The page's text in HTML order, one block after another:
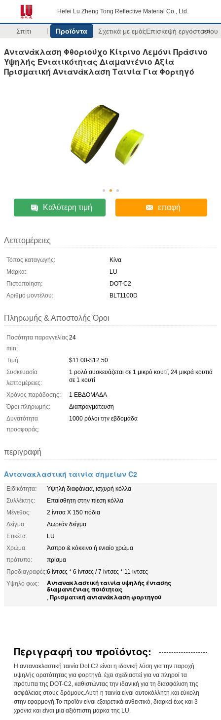
Hefei Lu Zheng Tong Reflective Material Co., Ltd.
Σπίτι Προϊόντα Σχετικά με εμάςΕπισκεψή εργοστασίου
>>
Αντανάκλαση Φθοριούχο Κίτρινο Λεμόνι Πράσινο
Υψηλής Εντατικότητας Διαμαντένιο Αξία
Πρισματική Αντανάκλαση Ταινία Για Φορτηγό
Καλύτερη τιμή επαφή
Λεπτομέρειες
Τόπος καταγωγής:
Κίνα
Μάρκα:
LU
Πιστοποίηση:
DOT-C2
Αριθμό μοντέλου:
BLT1100D
Πληρωμής & Αποστολής Όροι
Ποσότητα παραγγελίας
min:
24
Τιμή:
$11.00-$12.50
Συσκευασία
λεπτομέρειες:
1 ρολό συσκευάζεται σε 1 μικρό κουτί, 24 μικρά κουτιά
σε 1 κουτί
Χρόνος παράδοσης:
1 ΕΒΔΟΜΑΔΑ
Όροι πληρωμής:
Διαπραγμάτευση
Δυνατότητα
προσφοράς:
1000 ρόλοι την εβδομάδα
περιγραφή
Αντανακλαστική ταινία σημείων C2
Ειδικότητα:
Υψηλή διαφάνεια, ισχυρή κόλλα
Συλλέκτης:
Επαίσθητη στην πίεση κόλλα
Μέγεθος:
2 ίντσα Χ 150 πόδια
Δείγμα:
Δωρεάν δείγμα
Ετικέτα:
LU
Χρώμα:
Άσπρο & κόκκινο ή ενιαίο χρώμα
πρότυπο:
πρίσμα
Προδιαγραφές:6 ίντσες * 6 ίντσες / 7 ίντσες * 11 ίντσες
Υψηλό φως:
Αντανακλαστική ταινία υψηλής έντασης
διαμαντένιας ποιότητας
, Πρισματική αντανάκλαση φορτηγού
Περιγραφή του προϊόντος:
Η αντανακλαστική ταινία Dot C2 είναι η ιδανική λύση για την παροχή
υψηλής ορατότητας για φορτηγά. έχει σχεδιαστεί για να πληροί τα
πρότυπα της DOT-C2, καθιστώντας την ιδανική για τη διασφάλιση της
ασφάλειας στους δρόμους.Αυτή η ταινία είναι αυτοκόλλητη και εύκολη
στην εφαρμογή.Το προϊόν είναι εξαιρετικά ανθεκτικό, διαρκεί έως και 3
χρόνια και είναι μια αξιόπιστη μάρκα της LU.